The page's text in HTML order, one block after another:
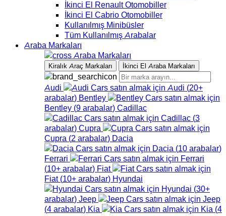
İkinci El Renault Otomobiller
İkinci El Cabrio Otomobiller
Kullanılmış Minibüsler
Tüm Kullanılmış Arabalar
Araba Markaları
Araba Markaları
Kiralık Araç Markaları İkinci El Araba Markaları
Audi Audi (20+
arabalar) Bentley
Bentley (9 arabalar) Cadillac
Cadillac (3
arabalar) Cupra
Cupra (2 arabalar) Dacia
Dacia (10 arabalar)
Ferrari
Ferrari
(10+ arabalar) Fiat
Fiat (10+ arabalar) Hyundai
Hyundai (30+
arabalar) Jeep
Jeep
(4 arabalar) Kia Kia (4